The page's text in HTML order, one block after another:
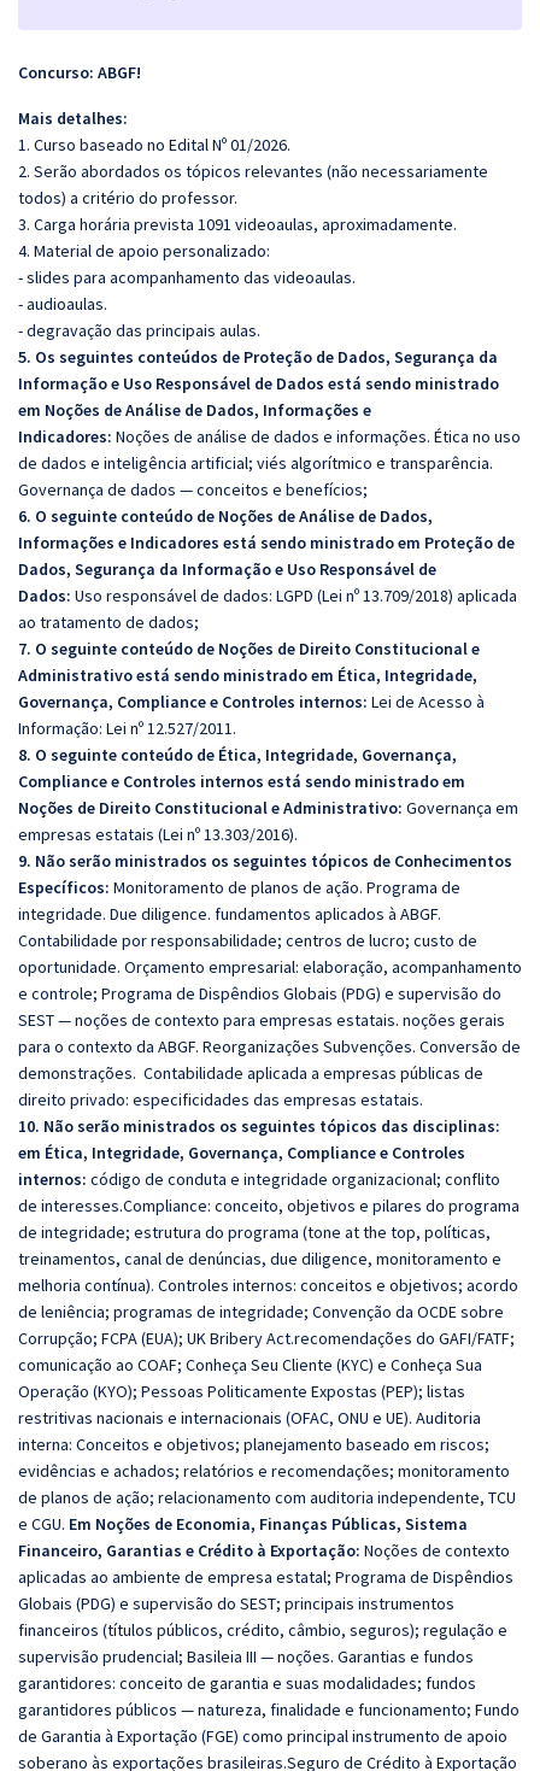
Concurso: ABGF!
Mais detalhes:
1. Curso baseado no Edital Nº 01/2026.
2. Serão abordados os tópicos relevantes (não necessariamente
todos) a critério do professor.
3. Carga horária prevista 1091 videoaulas, aproximadamente.
4. Material de apoio personalizado:
- slides para acompanhamento das videoaulas.
- audioaulas.
- degravação das principais aulas.
5. Os seguintes conteúdos de Proteção de Dados, Segurança da
Informação e Uso Responsável de Dados está sendo ministrado
em Noções de Análise de Dados, Informações e
Indicadores: Noções de análise de dados e informações. Ética no uso
de dados e inteligência artificial; viés algorítmico e transparência.
Governança de dados — conceitos e benefícios;
6. O seguinte conteúdo de Noções de Análise de Dados,
Informações e Indicadores está sendo ministrado em Proteção de
Dados, Segurança da Informação e Uso Responsável de
Dados: Uso responsável de dados: LGPD (Lei nº 13.709/2018) aplicada
ao tratamento de dados;
7. O seguinte conteúdo de Noções de Direito Constitucional e
Administrativo está sendo ministrado em Ética, Integridade,
Governança, Compliance e Controles internos: Lei de Acesso à
Informação: Lei nº 12.527/2011.
8. O seguinte conteúdo de Ética, Integridade, Governança,
Compliance e Controles internos está sendo ministrado em
Noções de Direito Constitucional e Administrativo: Governança em
empresas estatais (Lei nº 13.303/2016).
9. Não serão ministrados os seguintes tópicos de Conhecimentos
Específicos: Monitoramento de planos de ação. Programa de
integridade. Due diligence. fundamentos aplicados à ABGF.
Contabilidade por responsabilidade; centros de lucro; custo de
oportunidade. Orçamento empresarial: elaboração, acompanhamento
e controle; Programa de Dispêndios Globais (PDG) e supervisão do
SEST — noções de contexto para empresas estatais. noções gerais
para o contexto da ABGF. Reorganizações Subvenções. Conversão de
demonstrações. Contabilidade aplicada a empresas públicas de
direito privado: especificidades das empresas estatais.
10. Não serão ministrados os seguintes tópicos das disciplinas:
em Ética, Integridade, Governança, Compliance e Controles
internos: código de conduta e integridade organizacional; conflito
de interesses.Compliance: conceito, objetivos e pilares do programa
de integridade; estrutura do programa (tone at the top, políticas,
treinamentos, canal de denúncias, due diligence, monitoramento e
melhoria contínua). Controles internos: conceitos e objetivos; acordo
de leniência; programas de integridade; Convenção da OCDE sobre
Corrupção; FCPA (EUA); UK Bribery Act.recomendações do GAFI/FATF;
comunicação ao COAF; Conheça Seu Cliente (KYC) e Conheça Sua
Operação (KYO); Pessoas Politicamente Expostas (PEP); listas
restritivas nacionais e internacionais (OFAC, ONU e UE). Auditoria
interna: Conceitos e objetivos; planejamento baseado em riscos;
evidências e achados; relatórios e recomendações; monitoramento
de planos de ação; relacionamento com auditoria independente, TCU
e CGU. Em Noções de Economia, Finanças Públicas, Sistema
Financeiro, Garantias e Crédito à Exportação: Noções de contexto
aplicadas ao ambiente de empresa estatal; Programa de Dispêndios
Globais (PDG) e supervisão do SEST; principais instrumentos
financeiros (títulos públicos, crédito, câmbio, seguros); regulação e
supervisão prudencial; Basileia III — noções. Garantias e fundos
garantidores: conceito de garantia e suas modalidades; fundos
garantidores públicos — natureza, finalidade e funcionamento; Fundo
de Garantia à Exportação (FGE) como principal instrumento de apoio
soberano às exportações brasileiras.Seguro de Crédito à Exportação